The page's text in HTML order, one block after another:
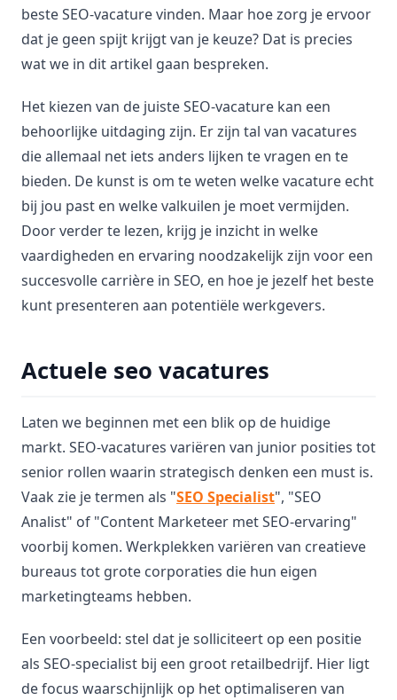
beste SEO-vacature vinden. Maar hoe zorg je ervoor
dat je geen spijt krijgt van je keuze? Dat is precies
wat we in dit artikel gaan bespreken.
Het kiezen van de juiste SEO-vacature kan een
behoorlijke uitdaging zijn. Er zijn tal van vacatures
die allemaal net iets anders lijken te vragen en te
bieden. De kunst is om te weten welke vacature echt
bij jou past en welke valkuilen je moet vermijden.
Door verder te lezen, krijg je inzicht in welke
vaardigheden en ervaring noodzakelijk zijn voor een
succesvolle carrière in SEO, en hoe je jezelf het beste
kunt presenteren aan potentiële werkgevers.
Actuele seo vacatures
Laten we beginnen met een blik op de huidige
markt. SEO-vacatures variëren van junior posities tot
senior rollen waarin strategisch denken een must is.
Vaak zie je termen als "SEO Specialist", "SEO
Analist" of "Content Marketeer met SEO-ervaring"
voorbij komen. Werkplekken variëren van creatieve
bureaus tot grote corporaties die hun eigen
marketingteams hebben.
Een voorbeeld: stel dat je solliciteert op een positie
als SEO-specialist bij een groot retailbedrijf. Hier ligt
de focus waarschijnlijk op het optimaliseren van